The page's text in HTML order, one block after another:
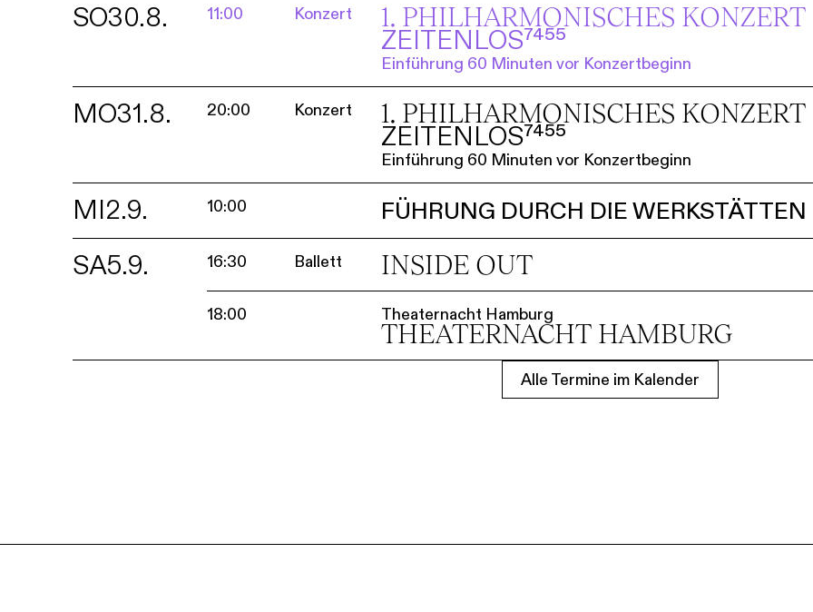
SO30.8. 11:00 Konzert 1. PHILHARMO­NISCHES KONZERT
ZEITENLOS⁷⁴⁵⁵
Einführung 60 Minuten vor Konzertbeginn
MO31.8. 20:00 Konzert 1. PHILHARMO­NISCHES KONZERT
ZEITENLOS⁷⁴⁵⁵
Einführung 60 Minuten vor Konzertbeginn
MI2.9. 10:00 FÜHRUNG DURCH DIE WERKSTÄTTEN
SA5.9. 16:30 Ballett INSIDE OUT
18:00 Theaternacht Hamburg
THEATER­NACHT HAMBURG
Alle Termine im Kalender